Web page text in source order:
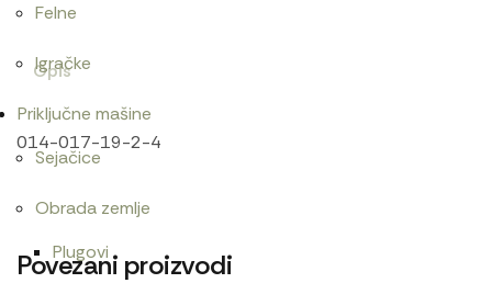
Felne
Igračke
Priključne mašine
Sejačice
Obrada zemlje
Plugovi
Opis
014-017-19-2-4
Povezani proizvodi